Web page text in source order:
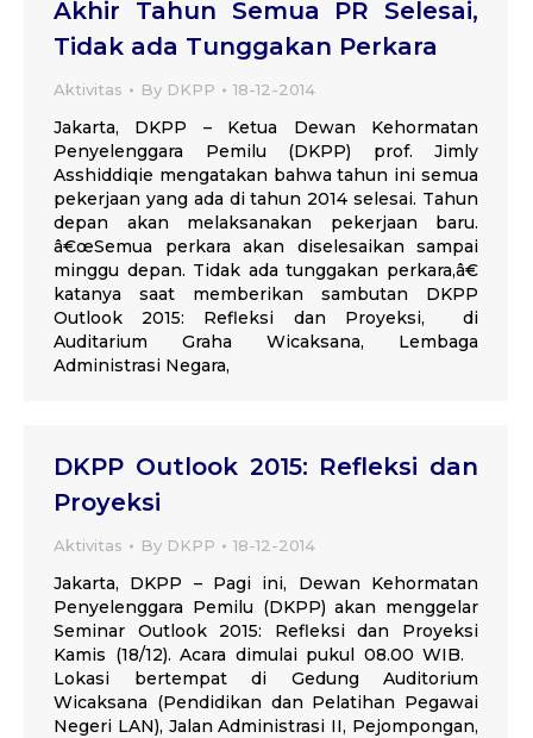
Akhir Tahun Semua PR Selesai,
Tidak ada Tunggakan Perkara
Aktivitas By DKPP 18-12-2014
Jakarta, DKPP – Ketua Dewan Kehormatan
Penyelenggara Pemilu (DKPP) prof. Jimly
Asshiddiqie mengatakan bahwa tahun ini semua
pekerjaan yang ada di tahun 2014 selesai. Tahun
depan akan melaksanakan pekerjaan baru.
â€œSemua perkara akan diselesaikan sampai
minggu depan. Tidak ada tunggakan perkara,â€
katanya saat memberikan sambutan DKPP
Outlook 2015: Refleksi dan Proyeksi, di
Auditarium Graha Wicaksana, Lembaga
Administrasi Negara,
DKPP Outlook 2015: Refleksi dan
Proyeksi
Aktivitas By DKPP 18-12-2014
Jakarta, DKPP – Pagi ini, Dewan Kehormatan
Penyelenggara Pemilu (DKPP) akan menggelar
Seminar Outlook 2015: Refleksi dan Proyeksi
Kamis (18/12). Acara dimulai pukul 08.00 WIB.
Lokasi bertempat di Gedung Auditorium
Wicaksana (Pendidikan dan Pelatihan Pegawai
Negeri LAN), Jalan Administrasi II, Pejompongan,